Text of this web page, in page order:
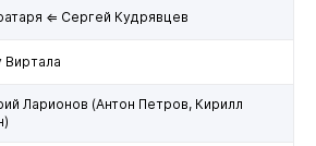
⇐ Сергей Кудрявцев
Виртала
Ларионов (Антон Петров, Кирилл